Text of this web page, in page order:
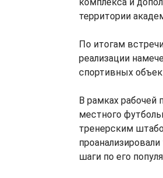
территории
По итогам
реализации
спортивных
В рамках
местного
тренерским
шаги по его